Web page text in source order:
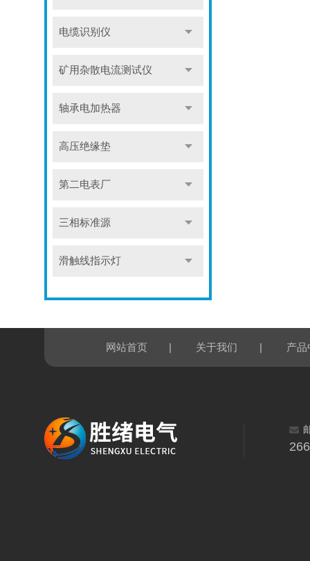
电缆识别仪
矿用杂散电流测试仪
轴承电加热器
高压绝缘垫
第二电表厂
三相标准源
滑触线指示灯
网站首页 | 关于我们 | 产品